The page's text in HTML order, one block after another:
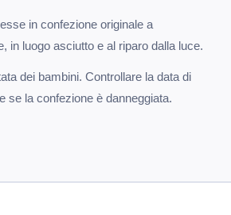
in confezione originale a
in luogo asciutto e al riparo dalla luce.
dei bambini. Controllare la data di
se la confezione è danneggiata.